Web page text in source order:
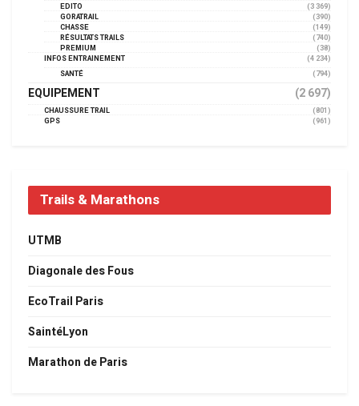
EDITO
(3 369)
GORATRAIL
(390)
CHASSE
(149)
RÉSULTATS TRAILS
(740)
PREMIUM
(38)
INFOS ENTRAINEMENT
(4 234)
SANTÉ
(794)
EQUIPEMENT (2 697)
CHAUSSURE TRAIL
(801)
GPS
(961)
Trails & Marathons
UTMB
Diagonale des Fous
EcoTrail Paris
SaintéLyon
Marathon de Paris